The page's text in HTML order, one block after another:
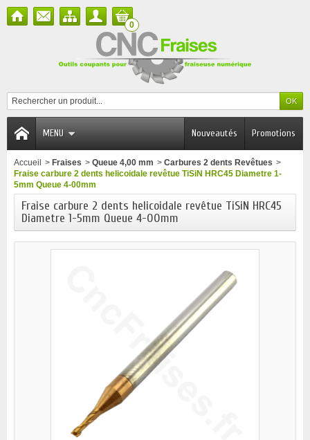
0
MENU Promotions
Nouveautés
Accueil > Fraises > Queue 4,00 mm > Carbures 2 dents Revêtues >
Fraise carbure 2 dents helicoidale revêtue TiSiN HRC45 Diametre 1-
5mm Queue 4-00mm
Fraise carbure 2 dents helicoidale revêtue TiSiN HRC45
Diametre 1-5mm Queue 4-00mm